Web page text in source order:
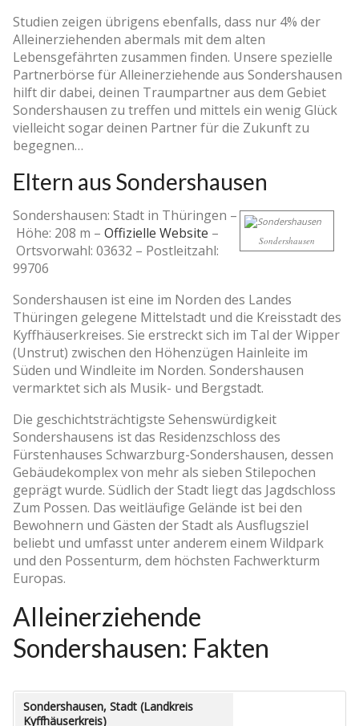
Studien zeigen übrigens ebenfalls, dass nur 4% der
Alleinerziehenden abermals mit dem alten
Lebensgefährten zusammen finden. Unsere spezielle
Partnerbörse für Alleinerziehende aus Sondershausen
hilft dir dabei, deinen Traumpartner aus dem Gebiet
Sondershausen zu treffen und mittels ein wenig Glück
vielleicht sogar deinen Partner für die Zukunft zu
begegnen…
Eltern aus Sondershausen
Sondershausen
Sondershausen: Stadt in Thüringen –
Höhe: 208 m – Offizielle Website –
Ortsvorwahl: 03632 – Postleitzahl:
99706
Sondershausen ist eine im Norden des Landes
Thüringen gelegene Mittelstadt und die Kreisstadt des
Kyffhäuserkreises. Sie erstreckt sich im Tal der Wipper
(Unstrut) zwischen den Höhenzügen Hainleite im
Süden und Windleite im Norden. Sondershausen
vermarktet sich als Musik- und Bergstadt.
Die geschichtsträchtigste Sehenswürdigkeit
Sondershausens ist das Residenzschloss des
Fürstenhauses Schwarzburg-Sondershausen, dessen
Gebäudekomplex von mehr als sieben Stilepochen
geprägt wurde. Südlich der Stadt liegt das Jagdschloss
Zum Possen. Das weitläufige Gelände ist bei den
Bewohnern und Gästen der Stadt als Ausflugsziel
beliebt und umfasst unter anderem einem Wildpark
und den Possenturm, dem höchsten Fachwerkturm
Europas.
Alleinerziehende
Sondershausen: Fakten
Sondershausen, Stadt (Landkreis
Kyffhäuserkreis)